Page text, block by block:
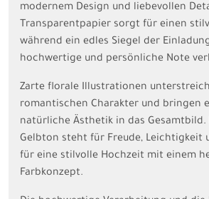
modernem Design und liebevollen
Transparentpapier sorgt für einen
während ein edles Siegel der
hochwertige und persönliche Note
Zarte florale Illustrationen
romantischen Charakter und bringen
natürliche Ästhetik in das Gesamtbild.
Gelbton steht für Freude, Leichtigkeit
für eine stilvolle Hochzeit mit einem
Farbkonzept.